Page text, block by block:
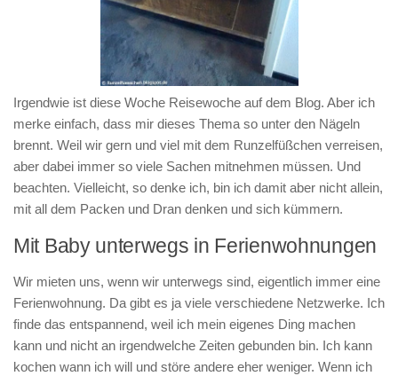
Irgendwie ist diese Woche Reisewoche auf dem Blog. Aber ich
merke einfach, dass mir dieses Thema so unter den Nägeln
brennt. Weil wir gern und viel mit dem Runzelfüßchen verreisen,
aber dabei immer so viele Sachen mitnehmen müssen. Und
beachten. Vielleicht, so denke ich, bin ich damit aber nicht allein,
mit all dem Packen und Dran denken und sich kümmern.
Mit Baby unterwegs in Ferienwohnungen
Wir mieten uns, wenn wir unterwegs sind, eigentlich immer eine
Ferienwohnung. Da gibt es ja viele verschiedene Netzwerke. Ich
finde das entspannend, weil ich mein eigenes Ding machen
kann und nicht an irgendwelche Zeiten gebunden bin. Ich kann
kochen wann ich will und störe andere eher weniger. Wenn ich